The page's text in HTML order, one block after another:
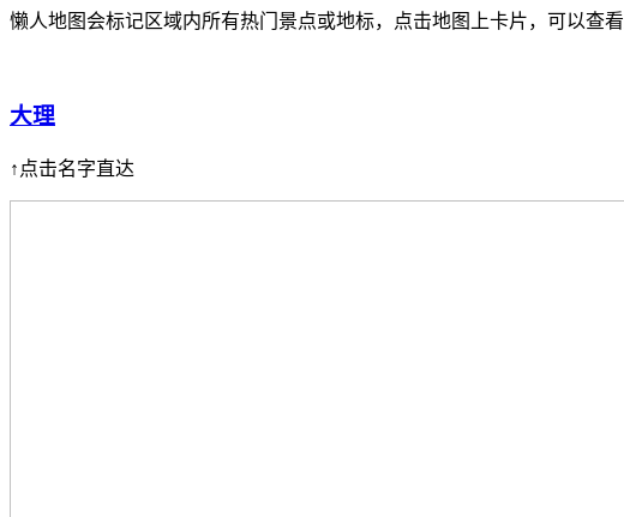
懒人地图会标记区域内所有热门景点或地标，点击地图上卡片，可以查看
大理
↑点击名字直达